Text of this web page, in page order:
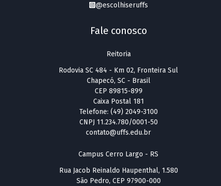
@escolhiseruffs
Fale conosco
Reitoria
Rodovia SC 484 - Km 02, Fronteira Sul
Chapecó, SC - Brasil
CEP 89815-899
Caixa Postal 181
Telefone: (49) 2049-3100
CNPJ 11.234.780/0001-50
contato@uffs.edu.br
Campus Cerro Largo - RS
Rua Jacob Reinaldo Haupenthal, 1.580
São Pedro, CEP 97900-000